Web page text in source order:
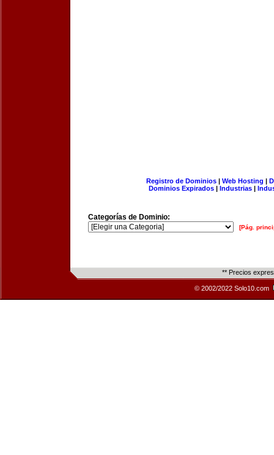
Registro de Dominios| Web Hosting |
Dominios Expirados | Industrias |
Categorías de Dominio:
[Pág.
** Precios
© 2002/2022 Solo10.com